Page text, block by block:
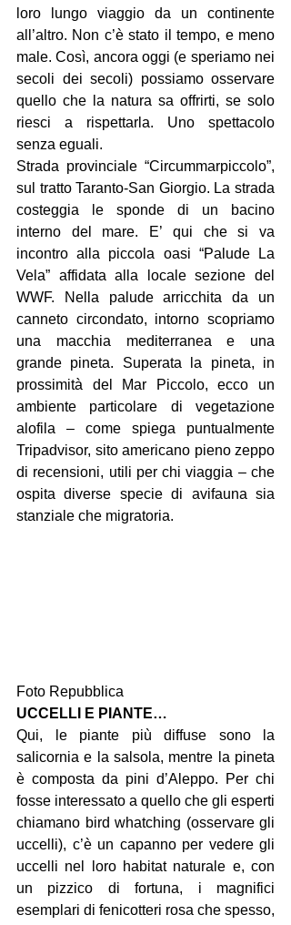
loro lungo viaggio da un continente
all’altro. Non c’è stato il tempo, e meno
male. Così, ancora oggi (e speriamo nei
secoli dei secoli) possiamo osservare
quello che la natura sa offrirti, se solo
riesci a rispettarla. Uno spettacolo
senza eguali.
Strada provinciale “Circummarpiccolo”,
sul tratto Taranto-San Giorgio. La strada
costeggia le sponde di un bacino
interno del mare. E’ qui che si va
incontro alla piccola oasi “Palude La
Vela” affidata alla locale sezione del
WWF. Nella palude arricchita da un
canneto circondato, intorno scopriamo
una macchia mediterranea e una
grande pineta. Superata la pineta, in
prossimità del Mar Piccolo, ecco un
ambiente particolare di vegetazione
alofila – come spiega puntualmente
Tripadvisor, sito americano pieno zeppo
di recensioni, utili per chi viaggia – che
ospita diverse specie di avifauna sia
stanziale che migratoria.
Foto Repubblica
UCCELLI E PIANTE…
Qui, le piante più diffuse sono la
salicornia e la salsola, mentre la pineta
è composta da pini d’Aleppo. Per chi
fosse interessato a quello che gli esperti
chiamano bird whatching (osservare gli
uccelli), c’è un capanno per vedere gli
uccelli nel loro habitat naturale e, con
un pizzico di fortuna, i magnifici
esemplari di fenicotteri rosa che spesso,